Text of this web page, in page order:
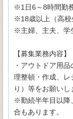
※1日6～8時間勤務
※18歳以上（高校
※主婦、主夫、学
【募集業務内容】
・アウトドア用
理整頓・作成、レ
り）等をお願いし
※勤続半年目以降
合もあります。